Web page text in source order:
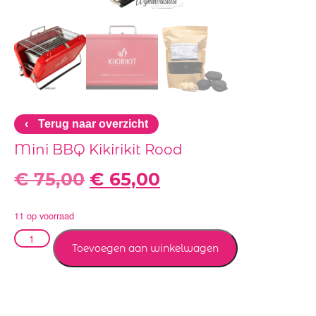
‹ Terug naar overzicht
Mini BBQ Kikirikit Rood
€75,00 € 65,00
11 op voorraad
Toevoegen aan winkelwagen